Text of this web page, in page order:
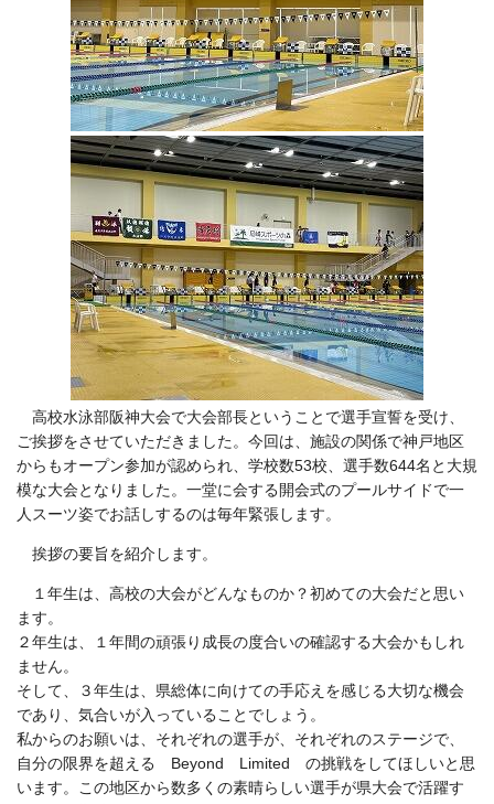
高校水泳部阪神大会で大会部長ということで選手宣誓を受け、
ご挨拶をさせていただきました。今回は、施設の関係で神戸地区
からもオープン参加が認められ、学校数53校、選手数644名と大規
模な大会となりました。一堂に会する開会式のプールサイドで一
人スーツ姿でお話しするのは毎年緊張します。
挨拶の要旨を紹介します。
１年生は、高校の大会がどんなものか？初めての大会だと思い
ます。
２年生は、１年間の頑張り成長の度合いの確認する大会かもしれ
ません。
そして、３年生は、県総体に向けての手応えを感じる大切な機会
であり、気合いが入っていることでしょう。
私からのお願いは、それぞれの選手が、それぞれのステージで、
自分の限界を超える Beyond Limited の挑戦をしてほしいと思
います。この地区から数多くの素晴らしい選手が県大会で活躍す